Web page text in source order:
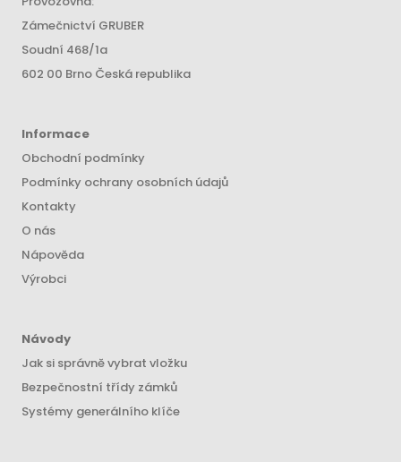
Zámečnictví GRUBER
Soudní 468/1a
602 00 Brno Česká republika
Informace
Obchodní podmínky
Podmínky ochrany osobních údajů
Kontakty
O nás
Nápověda
Výrobci
Návody
Jak si správně vybrat vložku
Bezpečnostní třídy zámků
Systémy generálního klíče